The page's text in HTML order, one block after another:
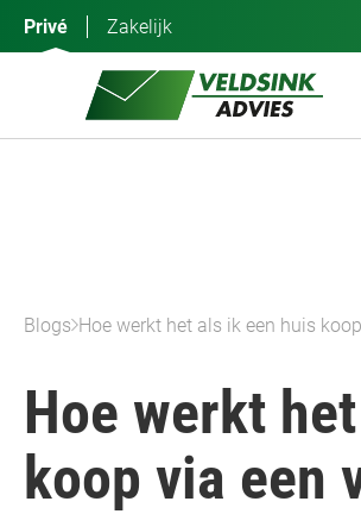
Privé Zakelijk
Blogs Hoe werkt het als ik een huis
Hoe werkt
koop via een